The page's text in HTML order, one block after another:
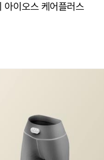
아이오스 케어플러스